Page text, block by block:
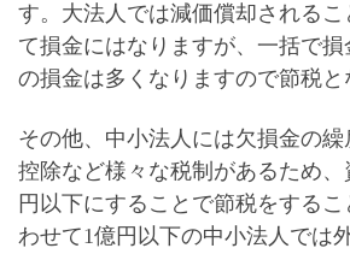
す。大法人では減価償却される
て損金にはなりますが、一括で
の損金は多くなりますので節税と
その他、 中小法人には欠損金の
控除など様々な税制があるため
円以下にすることで節税をする
わせて1億円以下の中小法人では